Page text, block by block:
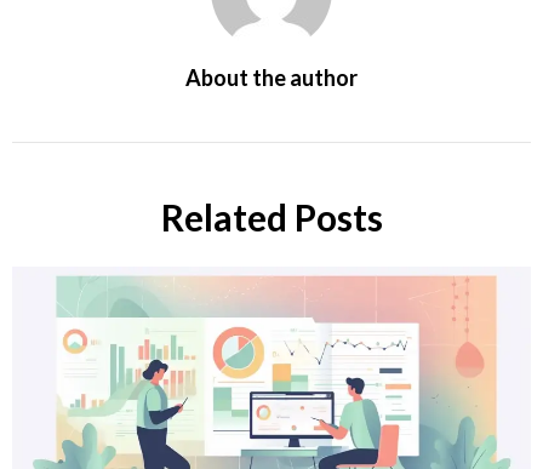
About the author
Related Posts